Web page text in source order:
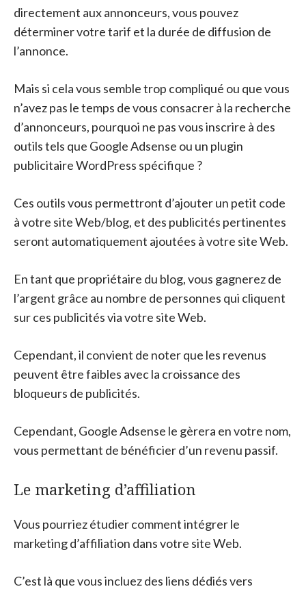
directement aux annonceurs, vous pouvez
déterminer votre tarif et la durée de diffusion de
l’annonce.
Mais si cela vous semble trop compliqué ou que vous
n’avez pas le temps de vous consacrer à la recherche
d’annonceurs, pourquoi ne pas vous inscrire à des
outils tels que Google Adsense ou un plugin
publicitaire WordPress spécifique ?
Ces outils vous permettront d’ajouter un petit code
à votre site Web/blog, et des publicités pertinentes
seront automatiquement ajoutées à votre site Web.
En tant que propriétaire du blog, vous gagnerez de
l’argent grâce au nombre de personnes qui cliquent
sur ces publicités via votre site Web.
Cependant, il convient de noter que les revenus
peuvent être faibles avec la croissance des
bloqueurs de publicités.
Cependant, Google Adsense le gèrera en votre nom,
vous permettant de bénéficier d’un revenu passif.
Le marketing d’affiliation
Vous pourriez étudier comment intégrer le
marketing d’affiliation dans votre site Web.
C’est là que vous incluez des liens dédiés vers